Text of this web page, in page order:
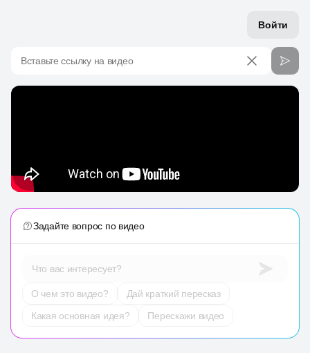
Войти
Вставьте ссылку на видео
Задайте вопрос по видео
Что вас интересует?
О чем это видео?
Дай краткий пересказ
Какая основная идея?
Перескажи видео